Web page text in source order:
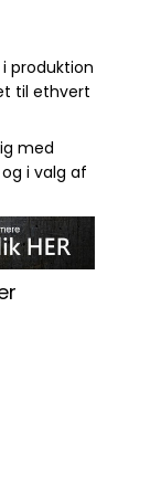
produktion
til ethvert
med
i valg af